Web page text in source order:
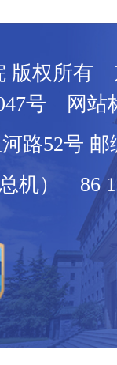
版权所有
号 网站
路52号 邮
机） 86